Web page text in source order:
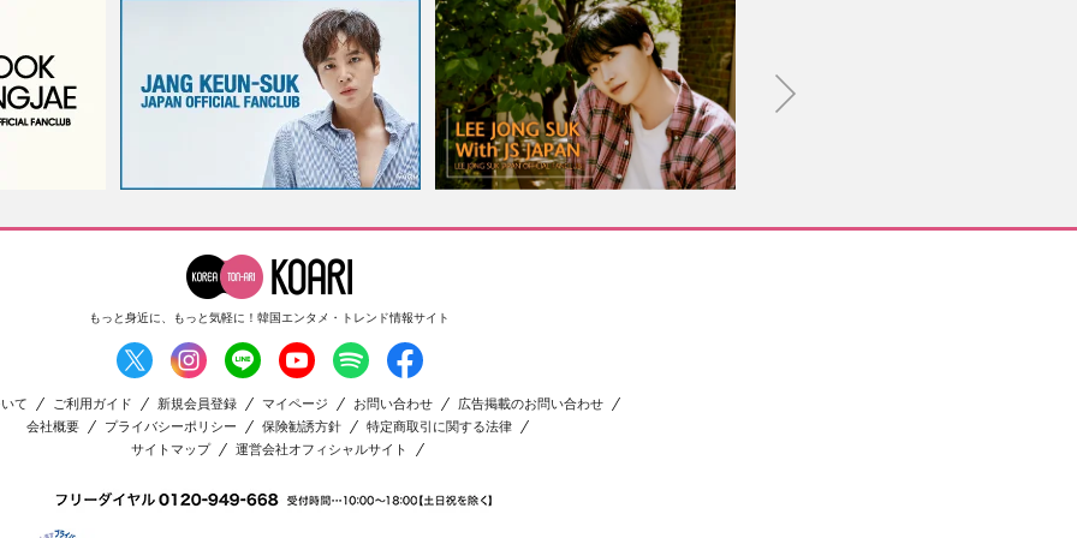
もっと身近に、もっと気軽に！ 韓国エンタメ・トレンド情報サイト
て ご利用ガイド 新規会員登録 マイページ お問い合わせ
広告掲載のお問い合わせ
会社概要
プライバシーポリシー 保険勧誘方針
特定商取引に関する法律
サイトマップ
運営会社オフィシャルサイト